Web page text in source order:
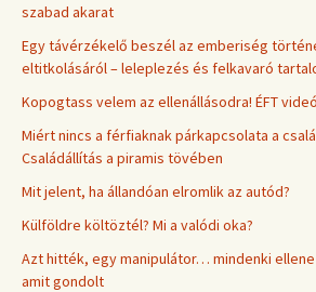
szabad akarat
Egy távérzékelő beszél az emberiség
eltitkolásáról – leleplezés és felkavaró
Kopogtass velem az ellenállásodra! ÉFT
Miért nincs a férfiaknak párkapcsolata a
Családállítás a piramis tövében
Mit jelent, ha állandóan elromlik az autód?
Külföldre költöztél? Mi a valódi oka?
Azt hitték, egy manipulátor… mindenki
amit gondolt